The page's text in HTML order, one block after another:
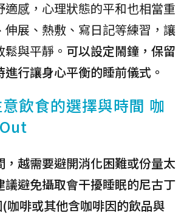
適感，心理狀態的平和也相當重
伸展、熱敷、寫日記等練習，讓
與平靜。 可以設定鬧鐘，保留
行讓身心平衡的睡前儀式。
飲食的選擇與時間 咖
，越需要避開消化困難或份量太
議避免攝取會干擾睡眠的尼古丁
咖啡或其他含咖啡因的飲品與